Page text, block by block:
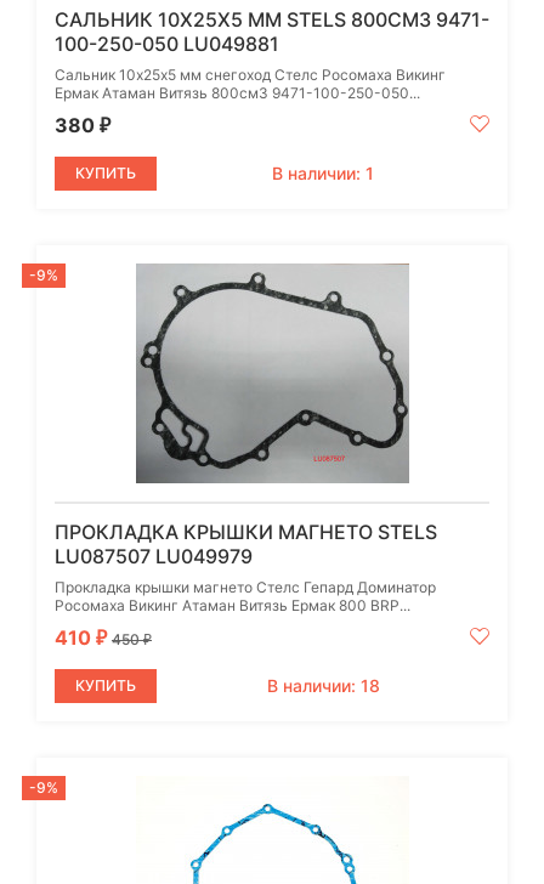
САЛЬНИК 10Х25Х5 ММ STELS 800СМ3 9471-
100-250-050 LU049881
Сальник 10х25х5 мм снегоход Стелс Росомаха Викинг
Ермак Атаман Витязь 800см3 9471-100-250-050...
380 ₽
КУПИТЬ В наличии: 1
-9%
ПРОКЛАДКА КРЫШКИ МАГНЕТО STELS
LU087507 LU049979
Прокладка крышки магнето Стелс Гепард Доминатор
Росомаха Викинг Атаман Витязь Ермак 800 BRP...
410 ₽ 450₽
КУПИТЬ В наличии: 18
-9%